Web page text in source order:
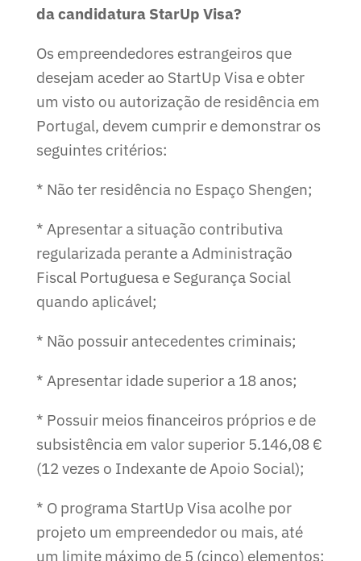
da candidatura StarUp Visa?
Os empreendedores estrangeiros que
desejam aceder ao StartUp Visa e obter
um visto ou autorização de residência em
Portugal, devem cumprir e demonstrar os
seguintes critérios:
* Não ter residência no Espaço Shengen;
* Apresentar a situação contributiva
regularizada perante a Administração
Fiscal Portuguesa e Segurança Social
quando aplicável;
* Não possuir antecedentes criminais;
* Apresentar idade superior a 18 anos;
* Possuir meios financeiros próprios e de
subsistência em valor superior 5.146,08 €
(12 vezes o Indexante de Apoio Social);
* O programa StartUp Visa acolhe por
projeto um empreendedor ou mais, até
um limite máximo de 5 (cinco) elementos;